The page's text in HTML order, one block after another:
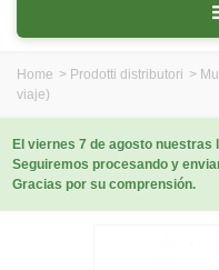
Home > Prodotti distributori >
viaje)
El viernes 7 de agosto
Seguiremos procesando y
Gracias por su comprensión.